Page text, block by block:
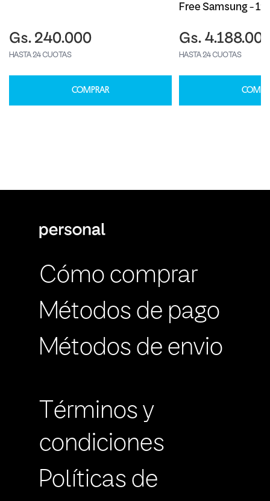
Gs. 240.000
HASTA 24 CUOTAS
COMPRAR
Free Samsung -
Gs.
HASTA 24 CUOTAS
Cómo comprar
Métodos de pago
Métodos de envio
Términos y
condiciones
Políticas de